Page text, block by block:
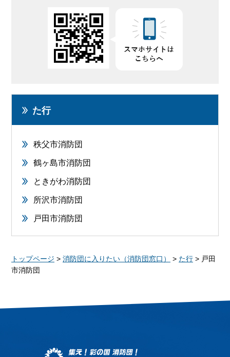
た行
秩父市消防団
鶴ヶ島市消防団
ときがわ消防団
所沢市消防団
戸田市消防団
トップページ > 消防団に入りたい（消防団窓口） > た行 > 戸田
市消防団